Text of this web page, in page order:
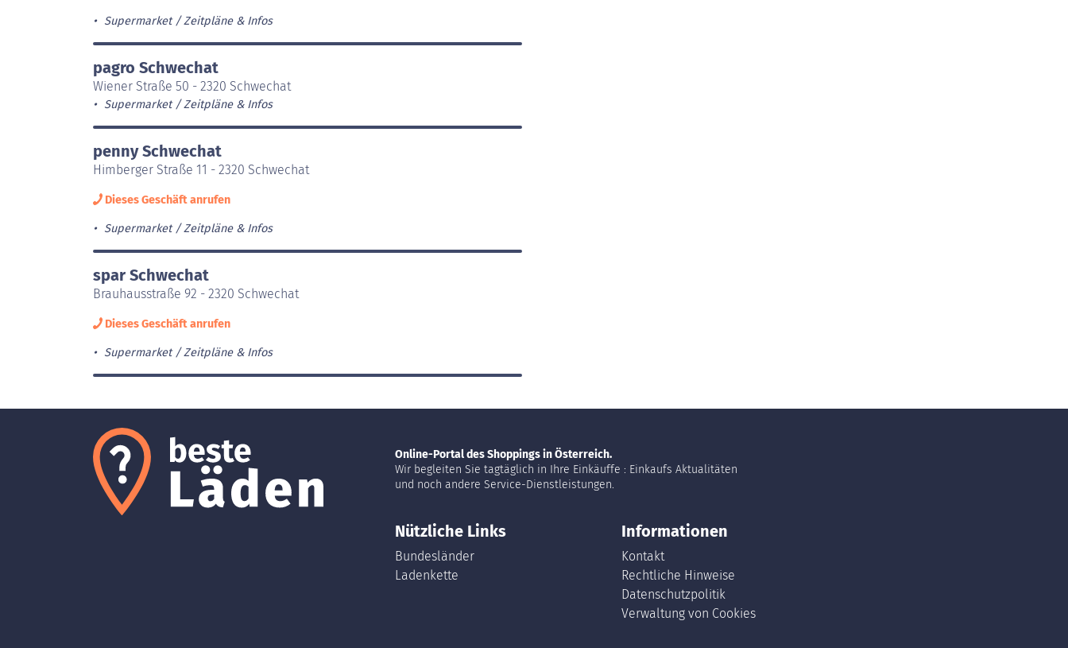
Supermarket Zeitpläne & Infos
pagro Schwechat
Wiener Straße 50 - 2320 Schwechat
Supermarket Zeitpläne & Infos
penny Schwechat
Himberger Straße 11 - 2320 Schwechat
Dieses Geschäft anrufen
Supermarket Zeitpläne & Infos
spar Schwechat
Brauhausstraße 92 - 2320 Schwechat
Dieses Geschäft anrufen
Supermarket Zeitpläne & Infos
Online-Portal des Shoppings in Österreich.
Wir begleiten Sie tagtäglich in Ihre Einkäuffe : Einkaufs Aktualitäten
und noch andere Service-Dienstleistungen.
Nützliche Links
Bundesländer
Ladenkette
Informationen
Kontakt
Rechtliche Hinweise
Datenschutzpolitik
Verwaltung von Cookies